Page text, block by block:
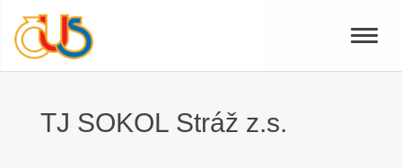
Toggle
TJ SOKOL Stráž z.s.